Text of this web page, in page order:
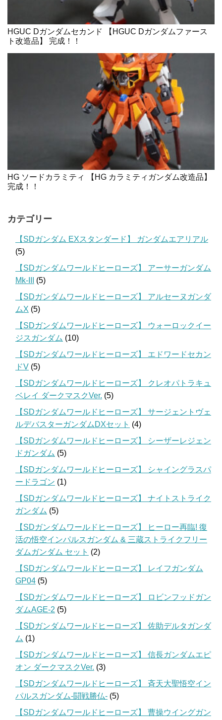
HGUC Dガンダムセカンド 【HGUC Dガンダムファース
ト改造品】 完成！！
HG ソードカラミティ 【HG カラミティガンダム改造品】
完成！！
カテゴリー
【SDガンダム EXスタンダード】 ガンダムエアリアル
(5)
【SDガンダムワールドヒーローズ】 アーサーガンダム
Mk-III
(5)
【SDガンダムワールドヒーローズ】 アルセーヌガンダ
ムX (5)
【SDガンダムワールドヒーローズ】 ウォーロックイー
ジスガンダム (10)
【SDガンダムワールドヒーローズ】 エドワードセカン
ドV (5)
【SDガンダムワールドヒーローズ】 クレオパトラキュ
ベレイ ダークマスクVer. (5)
【SDガンダムワールドヒーローズ】 サージェントヴェ
ルデバスターガンダムDXセット (4)
【SDガンダムワールドヒーローズ】 シーザーレジェン
ドガンダム (5)
【SDガンダムワールドヒーローズ】 シャイングラスパ
ードラゴン (1)
【SDガンダムワールドヒーローズ】 ナイトストライク
ガンダム (5)
【SDガンダムワールドヒーローズ】 ヒーロー再臨! 復
活の悟空インパルスガンダム & 三蔵ストライクフリー
ダムガンダム セット (2)
【SDガンダムワールドヒーローズ】 レイフガンダム
GP04 (5)
【SDガンダムワールドヒーローズ】 ロビンフッドガン
ダムAGE-2 (5)
【SDガンダムワールドヒーローズ】 佐助デルタガンダ
ム (1)
【SDガンダムワールドヒーローズ】 信長ガンダムエピ
オン ダークマスクVer. (3)
【SDガンダムワールドヒーローズ】 斉天大聖悟空イン
パルスガンダム-闘戦勝仏- (5)
【SDガンダムワールドヒーローズ】 曹操ウイングガン